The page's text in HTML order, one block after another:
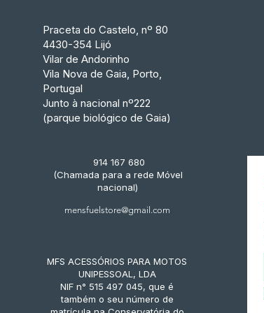
Praceta do Castelo, nº 80
4430-354 Lijó
Vilar de Andorinho
Vila Nova de Gaia, Porto,
Portugal
Junto à nacional nº222
(parque biológico de Gaia)
914 167 680
(Chamada para a rede Móvel
nacional)
mensfuelstore@gmail.com
MFS ACESSÓRIOS PARA MOTOS
UNIPESSOAL, LDA
NIF n° 515 497 045, que é
também o seu número de